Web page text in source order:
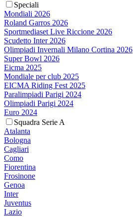
Speciali
Mondiali 2026
Roland Garros 2026
Sportmediaset Live Riccione 2026
Scudetto Inter 2026
Olimpiadi Invernali Milano Cortina 2026
Super Bowl 2026
Eicma 2025
Mondiale per club 2025
EICMA Riding Fest 2025
Paralimpiadi Parigi 2024
Olimpiadi Parigi 2024
Euro 2024
Squadra Serie A
Atalanta
Bologna
Cagliari
Como
Fiorentina
Frosinone
Genoa
Inter
Juventus
Lazio